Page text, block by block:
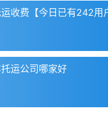
收费【今日已有242用
运公司哪家好